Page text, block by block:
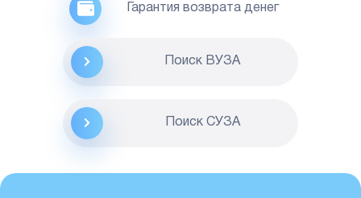
Гарантия возврата денег
Поиск ВУЗА
Поиск CУЗА